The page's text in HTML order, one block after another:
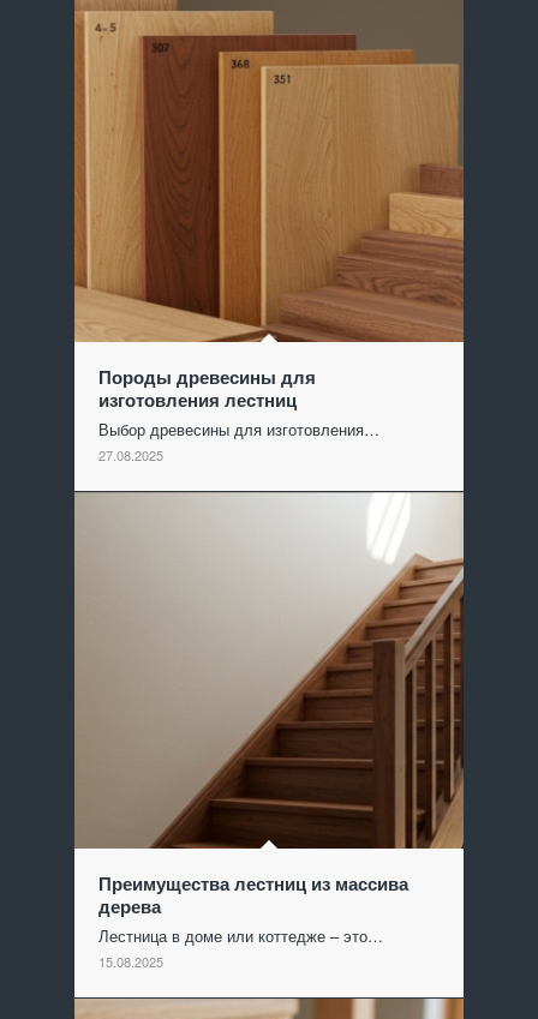
Породы древесины для
изготовления лестниц
Выбор древесины для изготовления…
27.08.2025
Преимущества лестниц из массива
дерева
Лестница в доме или коттедже – это…
15.08.2025